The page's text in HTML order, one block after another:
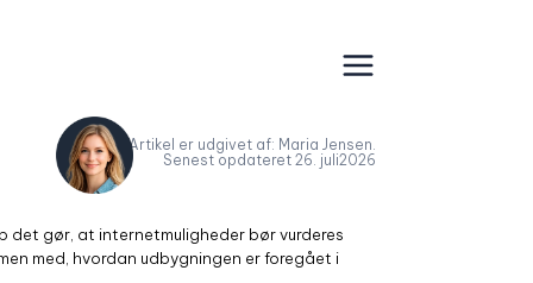
Artikel er udgivet af: Maria Jensen.
Senest opdateret 26. juli2026
det gør, at internetmuligheder bør vurderes
med, hvordan udbygningen er foregået i